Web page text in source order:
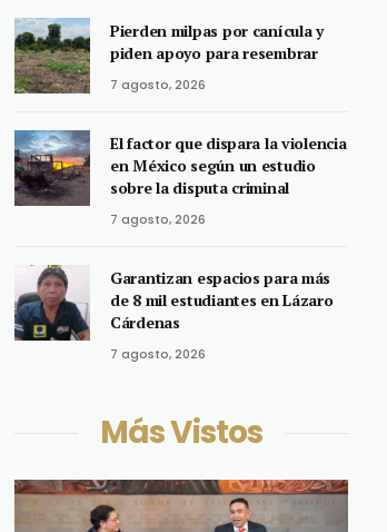
Pierden milpas por canícula y
piden apoyo para resembrar
7 agosto, 2026
El factor que dispara la violencia
en México según un estudio
sobre la disputa criminal
7 agosto, 2026
Garantizan espacios para más
de 8 mil estudiantes en Lázaro
Cárdenas
7 agosto, 2026
Más Vistos